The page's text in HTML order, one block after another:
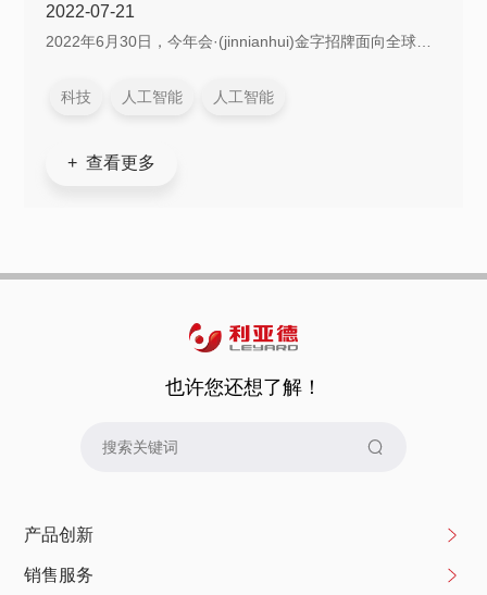
2022-07-21
2022年6月30日，今年会·(jinnianhui)金字招牌面向全球发
科技
人工智能 人工智能
+ 查看更多
也许您还想了解！
产品创新
销售服务